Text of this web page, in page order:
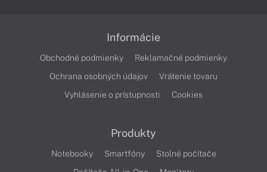
Informácie
Obchodné podmienky
Reklamačné podmienky
Ochrana osobných údajov
Vrátenie tovaru
Vyhlásenie o prístupnosti
Cookies
Produkty
Notebooky Smartfóny
Stolné počítače